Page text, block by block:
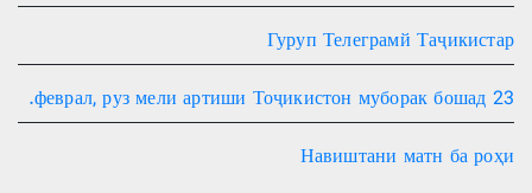
Гуруп Телеграмй Таҷикистар
23 феврал, руз мели артиши Тоҷикистон муборак бошад.
Навиштани матн ба роҳи